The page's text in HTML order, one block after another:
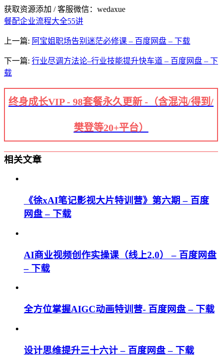
获取资源添加 / 客服微信：wedaxue
餐配企业流程大全55讲
上一篇: 阿宝姐职场告别迷茫必修课 – 百度网盘 – 下载
下一篇: 行业尽调方法论–行业技能提升快车道 – 百度网盘 – 下
载
终身成长VIP - 98套餐永久更新 -（含混沌/得到/
樊登等20+平台）
相关文章
《徐xAI笔记影视大片特训营》第六期 – 百度
网盘 – 下载
AI商业视频创作实操课（线上2.0） – 百度网盘
– 下载
全方位掌握AIGC动画特训营- 百度网盘 – 下载
设计思维提升三十六计 – 百度网盘 – 下载